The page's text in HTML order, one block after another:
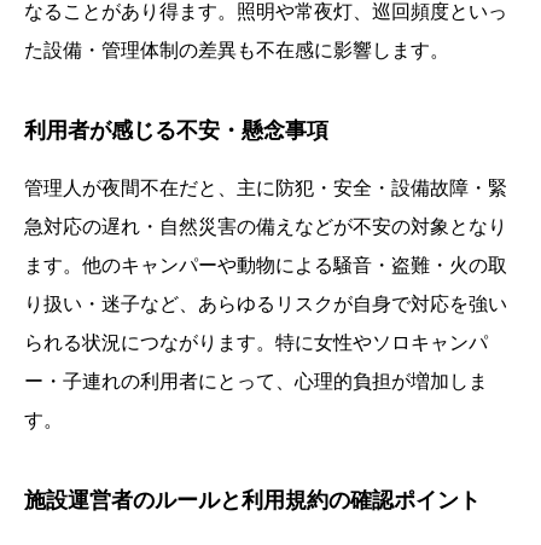
なることがあり得ます。照明や常夜灯、巡回頻度といっ
た設備・管理体制の差異も不在感に影響します。
利用者が感じる不安・懸念事項
管理人が夜間不在だと、主に防犯・安全・設備故障・緊
急対応の遅れ・自然災害の備えなどが不安の対象となり
ます。他のキャンパーや動物による騒音・盗難・火の取
り扱い・迷子など、あらゆるリスクが自身で対応を強い
られる状況につながります。特に女性やソロキャンパ
ー・子連れの利用者にとって、心理的負担が増加しま
す。
施設運営者のルールと利用規約の確認ポイント